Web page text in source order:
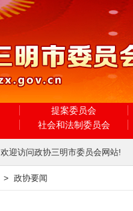
提案委员会
社会和法制委员会
欢迎访问政协三明市委员会网站!
> 政协要闻